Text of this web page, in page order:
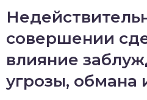
совершении
влияние
угрозы, обмана